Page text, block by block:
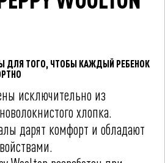
ДЛЯ ТОГО, ЧТОБЫ КАЖДЫЙ РЕБЕНОК
исключительно из
хлопка.
дарят комфорт и обладают